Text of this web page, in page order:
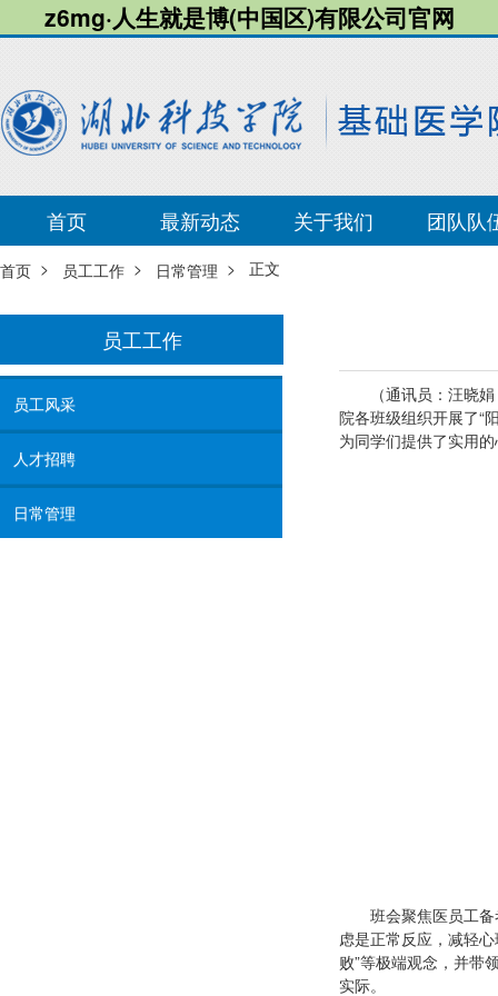
z6mg·人生就是博(中国区)有限公司官网
首页 最新动态 关于我们 团队队
首页 > 员工工作 > 日常管理 > 正文
员工工作
员工风采
人才招聘
日常管理
（通讯员：汪晓
院各班级组织开展了“
为同学们提供了实用
班会聚焦医员工
虑是正常反应，减轻
败”等极端观念，并带
实际。